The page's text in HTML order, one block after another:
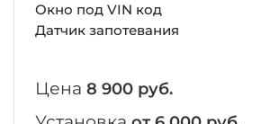
Окно под VIN код
Датчик запотевания
Цена 8 900 руб.